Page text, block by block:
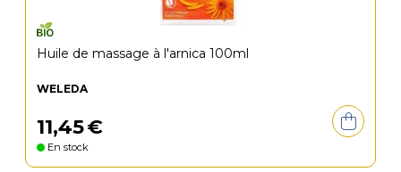
Huile de massage à l'arnica 100ml
WELEDA
11,45€
En stock